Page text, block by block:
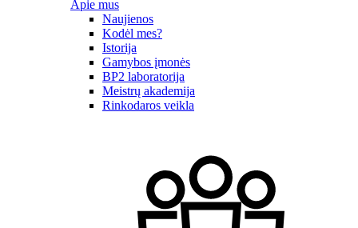
Apie mus
Naujienos
Kodėl mes?
Istorija
Gamybos įmonės
BP2 laboratorija
Meistrų akademija
Rinkodaros veikla